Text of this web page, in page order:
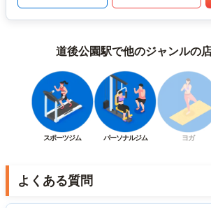
道後公園駅で他のジャンルの
スポーツジム パーソナルジム ヨガ
よくある質問